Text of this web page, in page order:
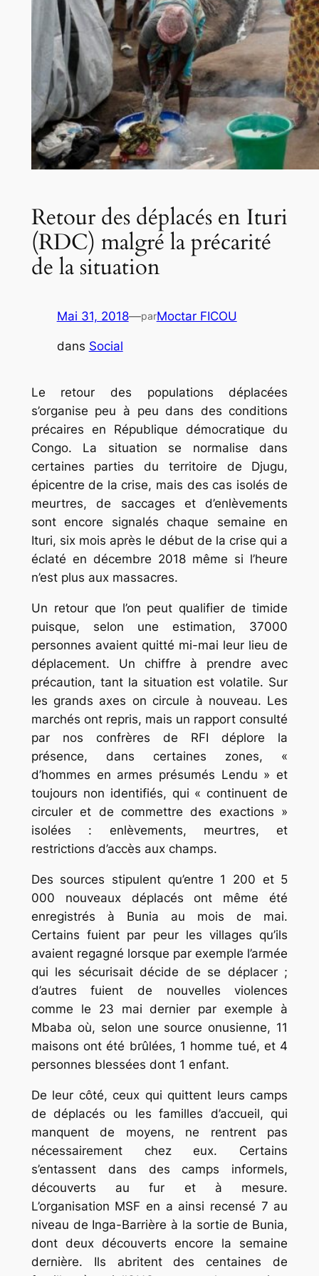
Retour des déplacés en Ituri
(RDC) malgré la précarité
de la situation
Mai 31, 2018—parMoctar FICOU
dans Social
Le retour des populations déplacées
s’organise peu à peu dans des conditions
précaires en République démocratique du
Congo. La situation se normalise dans
certaines parties du territoire de Djugu,
épicentre de la crise, mais des cas isolés de
meurtres, de saccages et d’enlèvements
sont encore signalés chaque semaine en
Ituri, six mois après le début de la crise qui a
éclaté en décembre 2018 même si l’heure
n’est plus aux massacres.
Un retour que l’on peut qualifier de timide
puisque, selon une estimation, 37000
personnes avaient quitté mi-mai leur lieu de
déplacement. Un chiffre à prendre avec
précaution, tant la situation est volatile. Sur
les grands axes on circule à nouveau. Les
marchés ont repris, mais un rapport consulté
par nos confrères de RFI déplore la
présence, dans certaines zones, «
d’hommes en armes présumés Lendu » et
toujours non identifiés, qui « continuent de
circuler et de commettre des exactions »
isolées : enlèvements, meurtres, et
restrictions d’accès aux champs.
Des sources stipulent qu’entre 1 200 et 5
000 nouveaux déplacés ont même été
enregistrés à Bunia au mois de mai.
Certains fuient par peur les villages qu’ils
avaient regagné lorsque par exemple l’armée
qui les sécurisait décide de se déplacer ;
d’autres fuient de nouvelles violences
comme le 23 mai dernier par exemple à
Mbaba où, selon une source onusienne, 11
maisons ont été brûlées, 1 homme tué, et 4
personnes blessées dont 1 enfant.
De leur côté, ceux qui quittent leurs camps
de déplacés ou les familles d’accueil, qui
manquent de moyens, ne rentrent pas
nécessairement chez eux. Certains
s’entassent dans des camps informels,
découverts au fur et à mesure.
L’organisation MSF en a ainsi recensé 7 au
niveau de Inga-Barrière à la sortie de Bunia,
dont deux découverts encore la semaine
dernière. Ils abritent des centaines de